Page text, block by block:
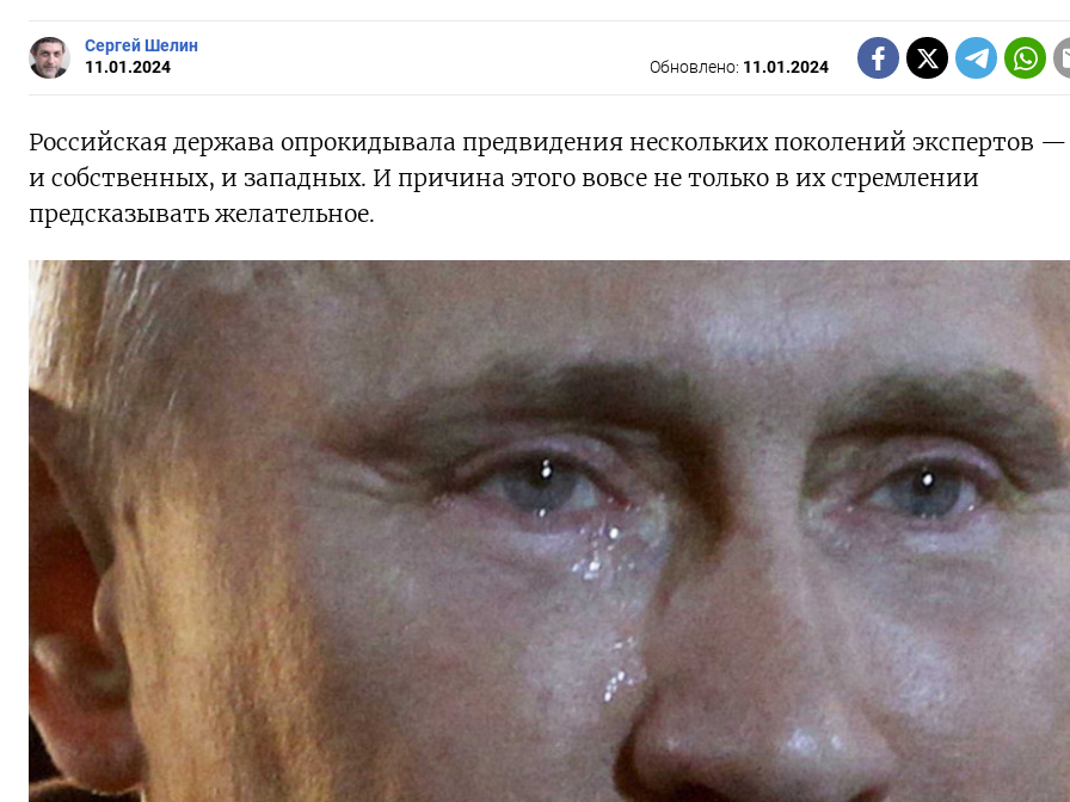
Сергей Шелин
11.01.2024
Обновлено: 11.01.2024
Российская держава опрокидывала предвидения нескольких поколений экспертов —
и собственных, и западных. И причина этого вовсе не только в их стремлении
предсказывать желательное.